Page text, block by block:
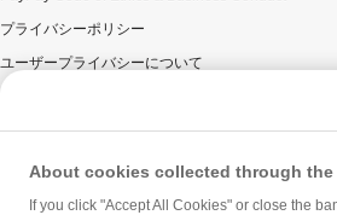
プライバシーポリシー
ユーザープライバシーについて
ウェブサイト利用規約
反社会的勢力に対する方針
勧誘方針
About cookies collected through the
If you click "Accept All Cookies" or close the